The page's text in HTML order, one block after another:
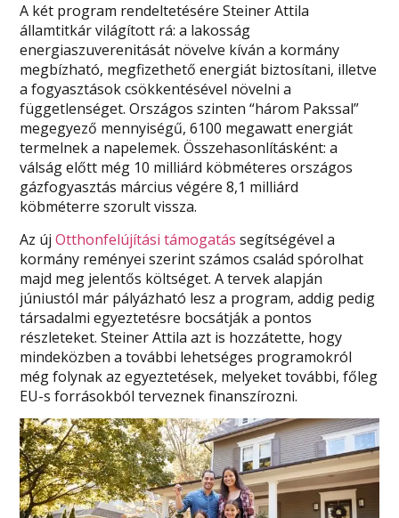
A két program rendeltetésére Steiner Attila
államtitkár világított rá: a lakosság
energiaszuverenitását növelve kíván a kormány
megbízható, megfizethető energiát biztosítani, illetve
a fogyasztások csökkentésével növelni a
függetlenséget. Országos szinten “három Pakssal”
megegyező mennyiségű, 6100 megawatt energiát
termelnek a napelemek. Összehasonlításként: a
válság előtt még 10 milliárd köbméteres országos
gázfogyasztás március végére 8,1 milliárd
köbméterre szorult vissza.
Az újOtthonfelújítási támogatás segítségével a
kormány reményei szerint számos család spórolhat
majd meg jelentős költséget. A tervek alapján
júniustól már pályázható lesz a program, addig pedig
társadalmi egyeztetésre bocsátják a pontos
részleteket. Steiner Attila azt is hozzátette, hogy
mindeközben a további lehetséges programokról
még folynak az egyeztetések, melyeket további, főleg
EU-s forrásokból terveznek finanszírozni.